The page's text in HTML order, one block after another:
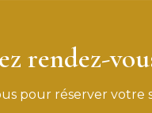
rendez-
pour réserver votre